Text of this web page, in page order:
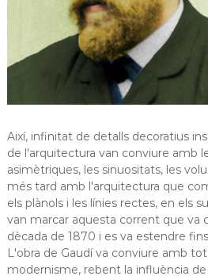
Així, infinitat de detalls decoratius
de l'arquitectura van conviure amb
asimètriques, les sinuositats, les
més tard amb l'arquitectura que
els plànols i les línies rectes, en els
van marcar aquesta corrent que va
dècada de 1870 i es va estendre
L'obra de Gaudí va conviure amb
modernisme, rebent la influència de